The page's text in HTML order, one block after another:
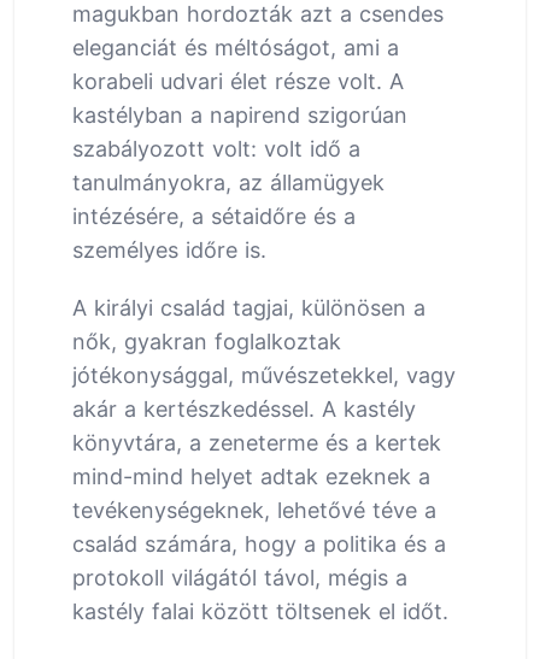
magukban hordozták azt a csendes
eleganciát és méltóságot, ami a
korabeli udvari élet része volt. A
kastélyban a napirend szigorúan
szabályozott volt: volt idő a
tanulmányokra, az államügyek
intézésére, a sétaidőre és a
személyes időre is.
A királyi család tagjai, különösen a
nők, gyakran foglalkoztak
jótékonysággal, művészetekkel, vagy
akár a kertészkedéssel. A kastély
könyvtára, a zeneterme és a kertek
mind-mind helyet adtak ezeknek a
tevékenységeknek, lehetővé téve a
család számára, hogy a politika és a
protokoll világától távol, mégis a
kastély falai között töltsenek el időt.